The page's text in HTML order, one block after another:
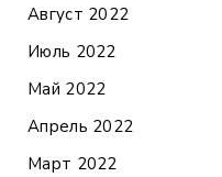
Август 2022
Июль 2022
Май 2022
Апрель 2022
Март 2022